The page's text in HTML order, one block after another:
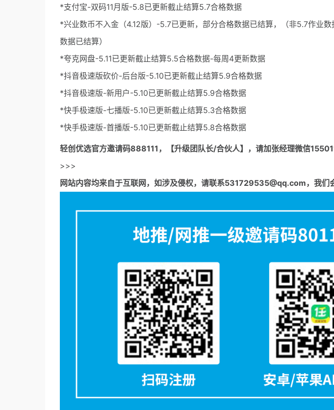
*支付宝-双码11月版-5.8已更新截止结算5.7合格数据
*兴业数币不入金（4.12版）-5.7已更新，部分合格数据已结算，（非5.7作业
数据已结算）
*夸克网盘-5.11已更新截止结算5.5合格数据-每周4更新数据
*抖音极速版砍价-后台版-5.10已更新截止结算5.9合格数据
*抖音极速版-新用户-5.10已更新截止结算5.9合格数据
*快手极速版-七播版-5.10已更新截止结算5.3合格数据
*快手极速版-首播版-5.10已更新截止结算5.8合格数据
轻创优选官方邀请码888111，【升级团队长/合伙人】，请加张经理微信
>>>
网站内容均来自于互联网，如涉及侵权，请联系531729535@qq.com，我们